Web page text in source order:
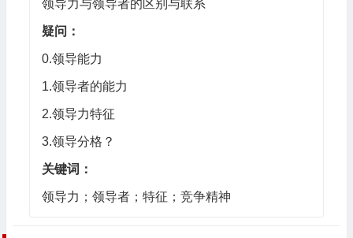
领导力与领导者的区别与联系
疑问：
0.领导能力
1.领导者的能力
2.领导力特征
3.领导分格？
关键词：
领导力；领导者；特征；竞争精神